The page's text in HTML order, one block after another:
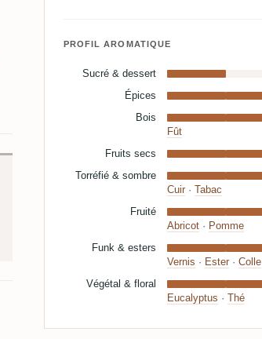
PROFIL AROMATIQUE
Sucré & dessert
Épices
Bois
Fût
Fruits secs
Torréfié & sombre
Cuir· Tabac
Fruité
Abricot· Pomme
Funk & esters
Vernis · Ester· Colle
Végétal & floral
Eucalyptus · Thé